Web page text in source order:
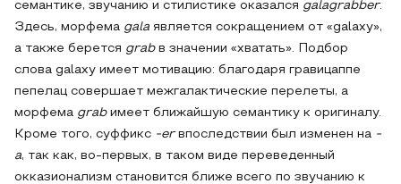
семантике, звучанию и стилистике оказался galagrabber.
Здесь, морфема gala является сокращением от «galaxy»,
а также берется grabв значении «хватать». Подбор
слова galaxy имеет мотивацию: благодаря гравицаппе
пепелац совершает межгалактические перелеты, а
морфема grabимеет ближайшую семантику к оригиналу.
Кроме того, суффикс -erвпоследствии был изменен на -
a, так как, во-первых, в таком виде переведенный
окказионализм становится ближе всего по звучанию к